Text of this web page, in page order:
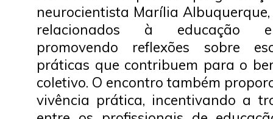
neurocientista Marília
relacionados à educação e
promovendo reflexões sobre
práticas que contribuem para o
coletivo. O encontro também
vivência prática, incentivando a